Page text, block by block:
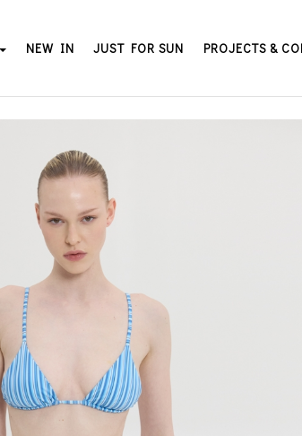
NEW IN JUST FOR SUN PROJECTS &